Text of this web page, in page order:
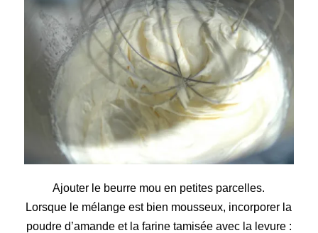
Ajouter le beurre mou en petites parcelles.
Lorsque le mélange est bien mousseux, incorporer la
poudre d’amande et la farine tamisée avec la levure :